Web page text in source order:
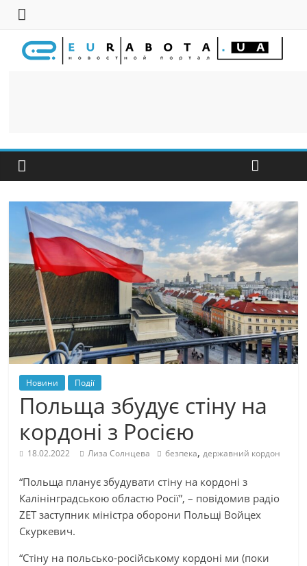
Новини Події
Польща збудує стіну на
кордоні з Росією
18.02.2022 Лиза Солнцева безпека,державний кордон
“Польща планує збудувати стіну на кордоні з
Калінінградською областю Росії”, – повідомив радіо
ZET заступник міністра оборони Польщі Войцех
Скуркевич.
“Стіну на польсько-російському кордоні ми (поки